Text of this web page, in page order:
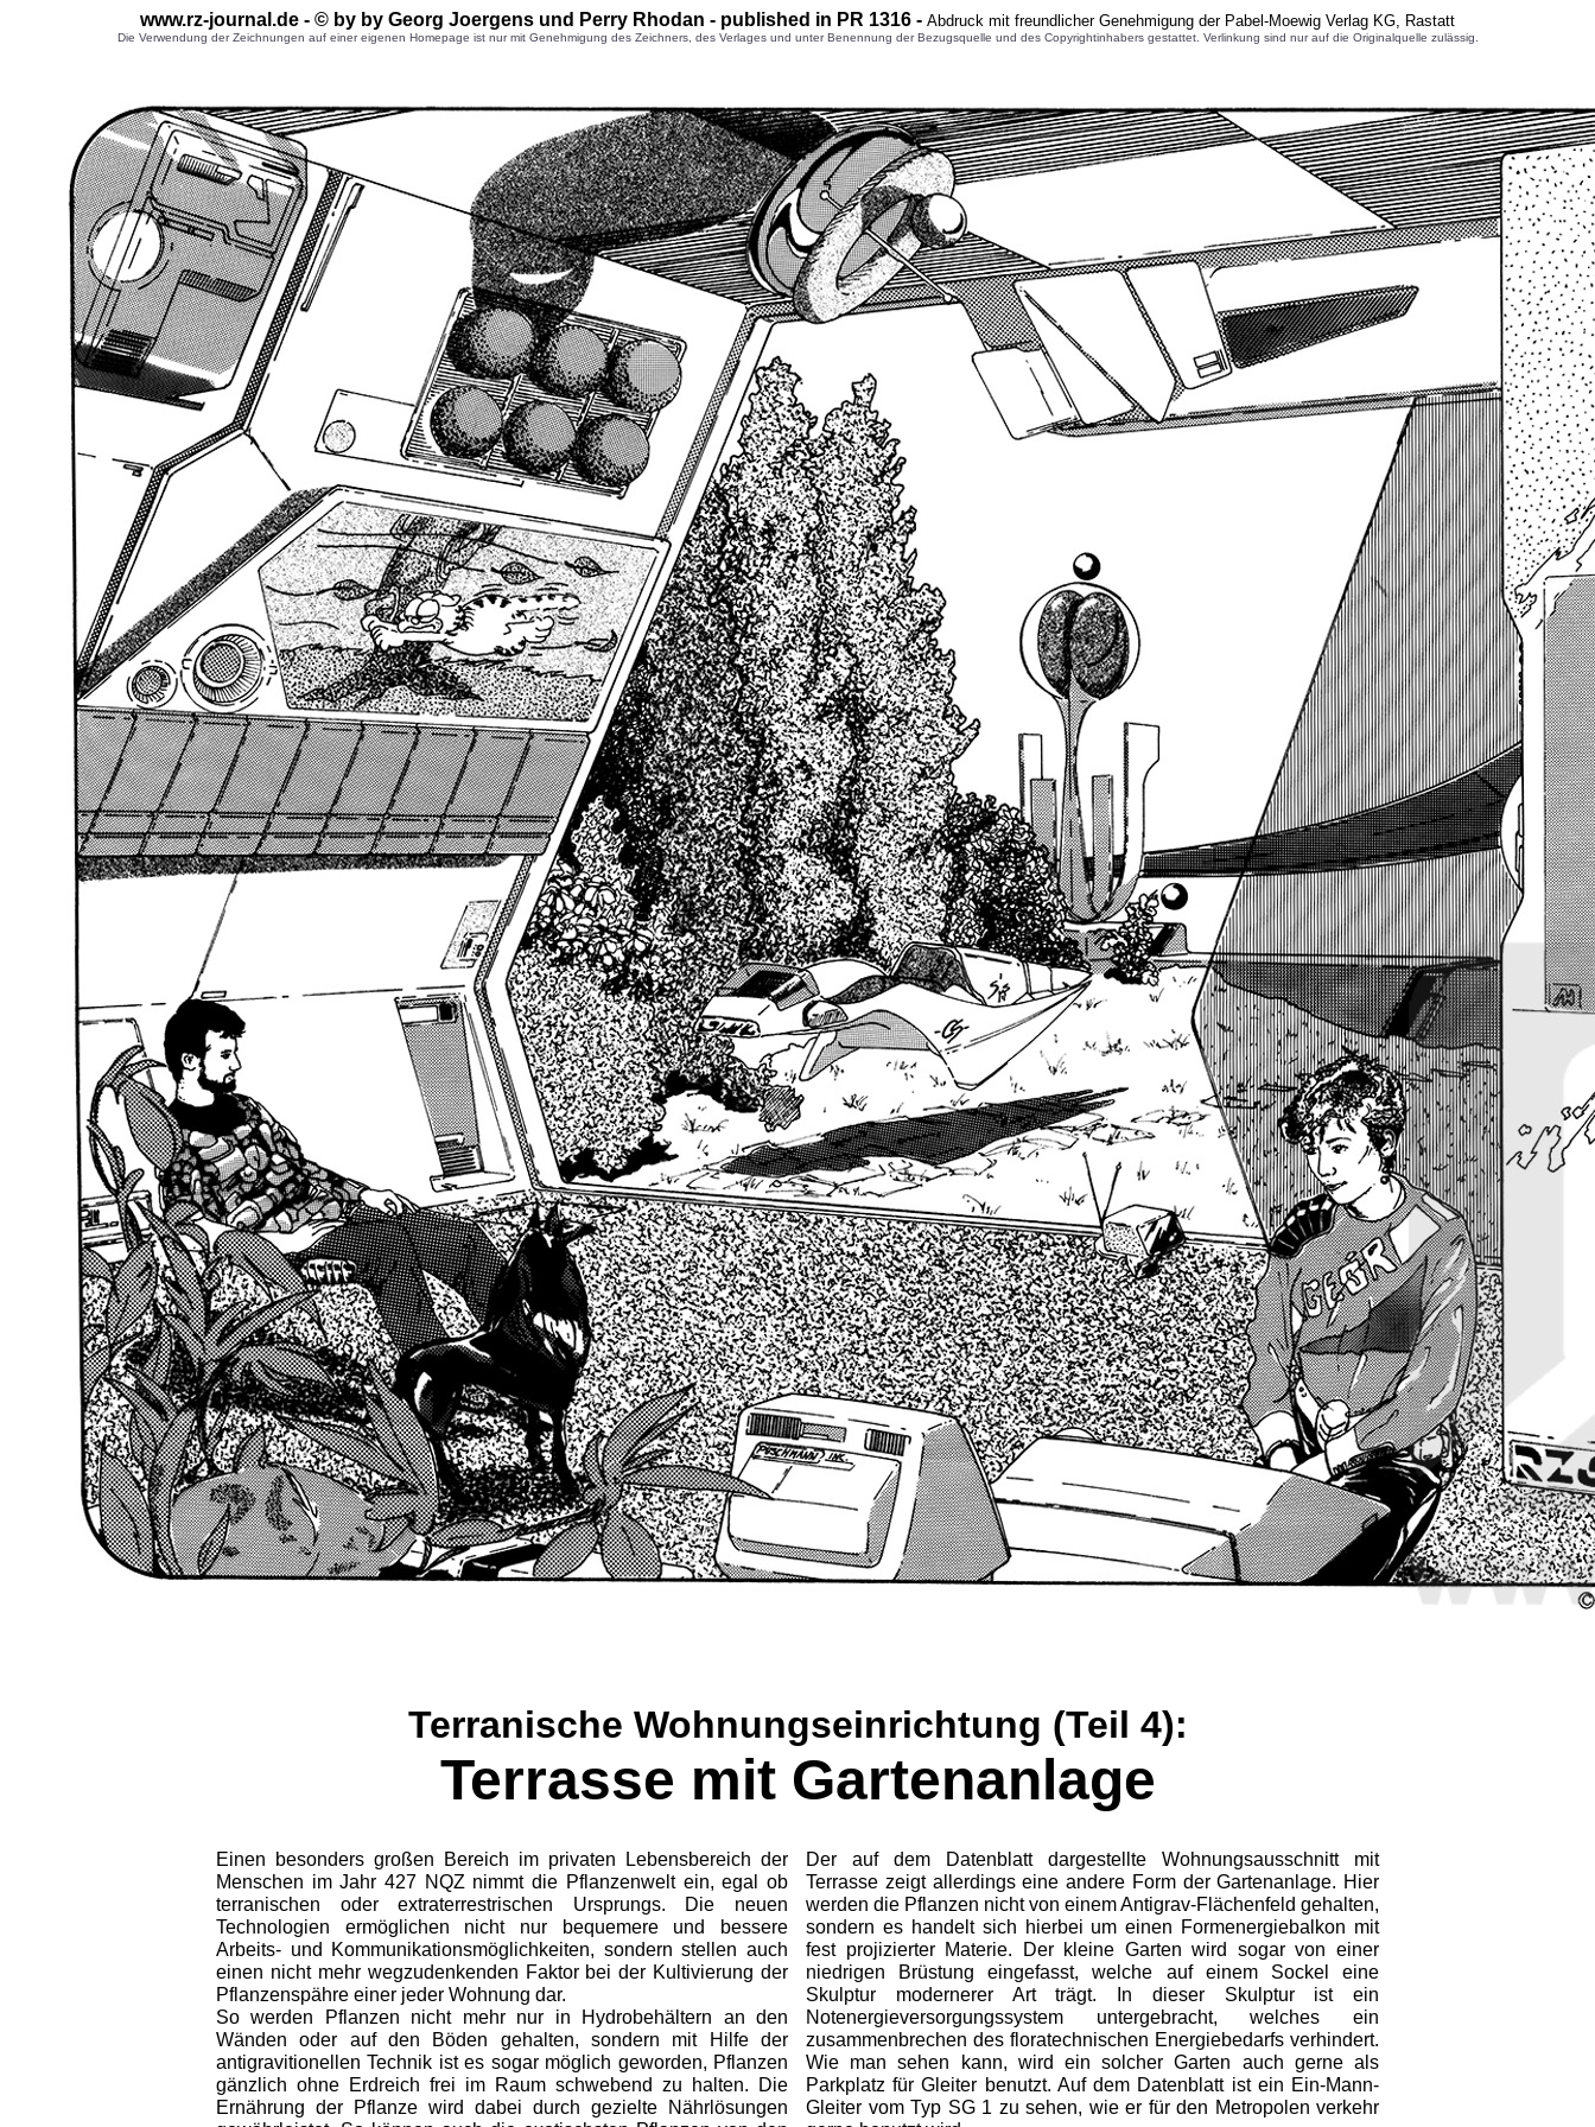
www.rz-journal.de - © by by Georg Joergens und Perry Rhodan - published in PR 1316 - Abdruck mit freundlicher Genehmigung der Pabel-Moewig Verlag KG, Rastatt
Die Verwendung der Zeichnungen auf einer eigenen Homepage ist nur mit Genehmigung des Zeichners, des Verlages und unter Benennung der Bezugsquelle und des Copyrightinhabers gestattet. Verlinkung sind nur auf die Originalquelle zulässig.
Terranische Wohnungseinrichtung (Teil 4):
Terrasse mit Gartenanlage
Einen besonders großen Bereich im privaten Lebensbereich der
Menschen im Jahr 427 NQZ nimmt die Pflanzenwelt ein, egal ob
terranischen oder extraterrestrischen Ursprungs. Die neuen
Technologien ermöglichen nicht nur bequemere und bessere
Arbeits- und Kommunikationsmöglichkeiten, sondern stellen auch
einen nicht mehr wegzudenkenden Faktor bei der Kultivierung der
Pflanzenspähre einer jeder Wohnung dar.
So werden Pflanzen nicht mehr nur in Hydrobehältern an den
Wänden oder auf den Böden gehalten, sondern mit Hilfe der
antigravitionellen Technik ist es sogar möglich geworden, Pflanzen
gänzlich ohne Erdreich frei im Raum schwebend zu halten. Die
Ernährung der Pflanze wird dabei durch gezielte Nährlösungen
Der auf dem Datenblatt dargestellte Wohnungsausschnitt mit
Terrasse zeigt allerdings eine andere Form der Gartenanlage. Hier
werden die Pflanzen nicht von einem Antigrav-Flächenfeld gehalten,
sondern es handelt sich hierbei um einen Formenergiebalkon mit
fest projizierter Materie. Der kleine Garten wird sogar von einer
niedrigen Brüstung eingefasst, welche auf einem Sockel eine
Skulptur modernerer Art trägt. In dieser Skulptur ist ein
Notenergieversorgungssystem untergebracht, welches ein
zusammenbrechen des floratechnischen Energiebedarfs verhindert.
Wie man sehen kann, wird ein solcher Garten auch gerne als
Parkplatz für Gleiter benutzt. Auf dem Datenblatt ist ein Ein-Mann-
Gleiter vom Typ SG 1 zu sehen, wie er für den Metropolen verkehr